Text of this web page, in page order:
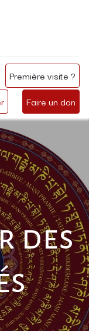
Faire un don
Première visite ?
des